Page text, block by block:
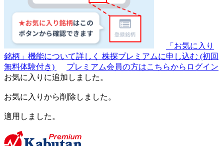
「お気に入り
銘柄」機能について詳しく 株探プレミアムに申し込む (初回
無料体験付き)
プレミアム会員の方はこちらからログイン
お気に入りに追加しました。
お気に入りから削除しました。
適用しました。